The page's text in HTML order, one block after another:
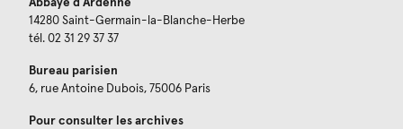
Abbaye d’Ardenne
14280 Saint-Germain-la-Blanche-Herbe
tél. 02 31 29 37 37
Bureau parisien
6, rue Antoine Dubois, 75006 Paris
Pour consulter les archives